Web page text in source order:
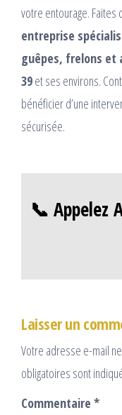
votre entourage. Faites
entreprise
guêpes, frelons et
39et ses environs.
bénéficier d’une
sécurisée.
📞 Appelez
Laisser un
Votre adresse e-mail
obligatoires sont
Commentaire *